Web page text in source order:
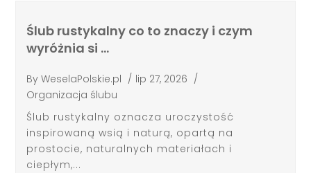
Ślub rustykalny co to znaczy i czym
wyróżnia si …
ByWeselaPolskie.pl / lip 27, 2026 /
Organizacja ślubu
Ślub rustykalny oznacza uroczystość
inspirowaną wsią i naturą, opartą na
prostocie, naturalnych materiałach i
ciepłym,...